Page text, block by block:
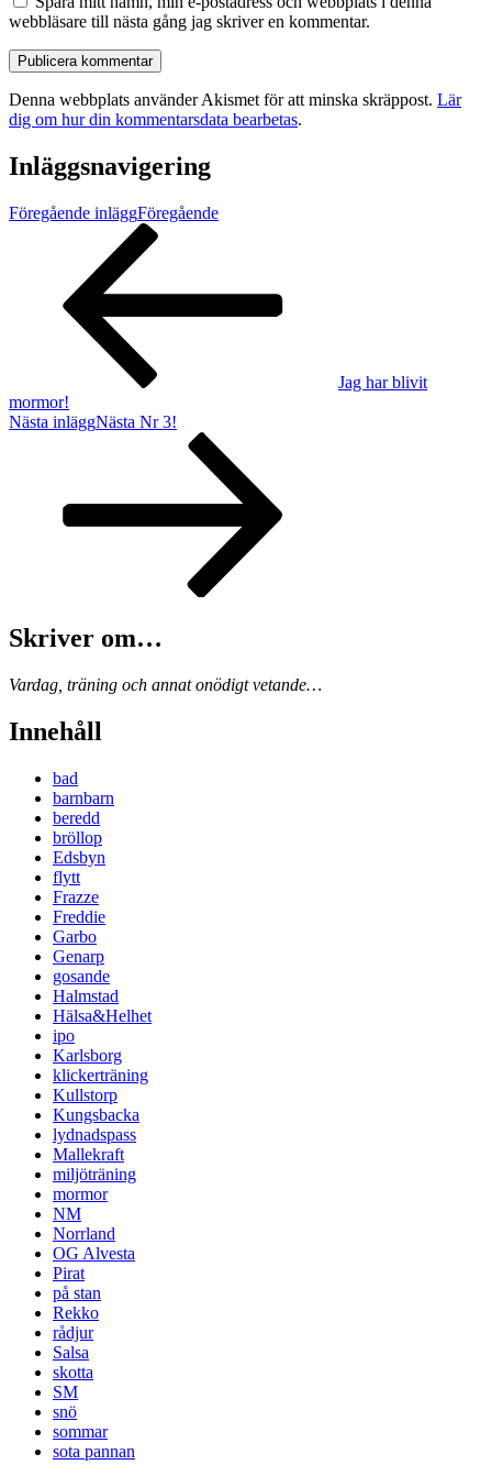
webbläsare till nästa gång jag skriver en kommentar.
Denna webbplats använder Akismet för att minska skräppost. Lär
dig om hur din kommentarsdata bearbetas.
Inläggsnavigering
Föregående inläggFöregående
Jag har blivit
mormor!
Nästa inläggNästa Nr 3!
Skriver om…
Vardag, träning och annat onödigt vetande…
Innehåll
bad
barnbarn
beredd
bröllop
Edsbyn
flytt
Frazze
Freddie
Garbo
Genarp
gosande
Halmstad
Hälsa&Helhet
ipo
Karlsborg
klickerträning
Kullstorp
Kungsbacka
lydnadspass
Mallekraft
miljöträning
mormor
NM
Norrland
OG Alvesta
Pirat
på stan
Rekko
rådjur
Salsa
skotta
SM
snö
sommar
sota pannan